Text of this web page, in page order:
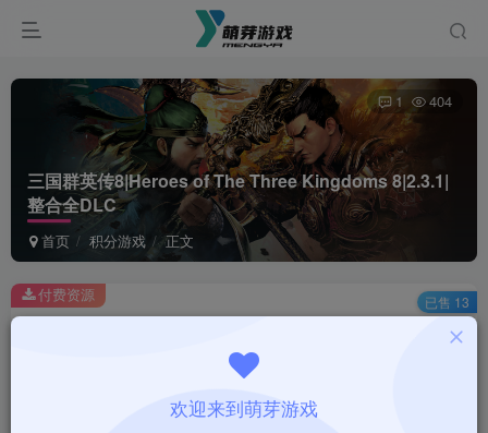
三国群英传8|Heroes of The Three Kingdoms 8|2.3.1|
整合全DLC
首页 积分游戏 正文
1 404
此内容为付费资源，请付费后查看
1积分
付费资源 已售 13
欢迎来到萌芽游戏